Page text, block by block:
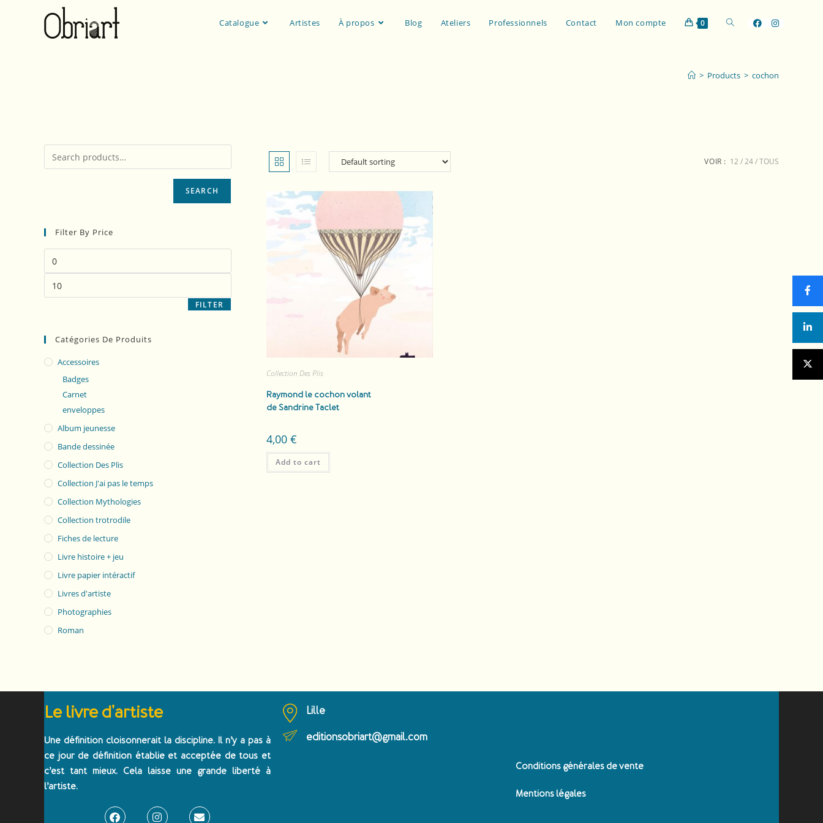
Catalogue Artistes À propos Blog Ateliers Professionnels Contact Mon compte 0
> Products > cochon
VOIR : 12 24 TOUS
Collection Des Plis
Raymond le cochon volant
de Sandrine Taclet
4,00€
Add to cart
SEARCH
Filter By Price
FILTER
Catégories De Produits
Accessoires
Badges
Carnet
enveloppes
Album jeunesse
Bande dessinée
Collection Des Plis
Collection J'ai pas le temps
Collection Mythologies
Collection trotrodile
Fiches de lecture
Livre histoire + jeu
Livre papier intéractif
Livres d'artiste
Photographies
Roman
Le livre d'artiste
Une définition cloisonnerait la discipline. Il n’y a pas à
ce jour de définition établie et acceptée de tous et
c’est tant mieux. Cela laisse une grande liberté à
l’artiste.
Lille
editionsobriart@gmail.com
Conditions générales de vente
Mentions légales